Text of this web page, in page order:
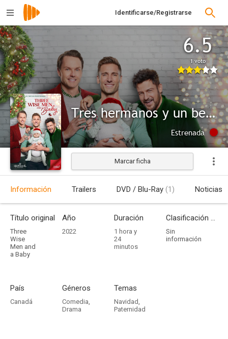
Identificarse/Registrarse
6.5
1 voto
Tres hermanos y un bebé
Estrenada
Marcar ficha
Información Trailers DVD / Blu-Ray (1) Noticias
Título original
Three
Wise
Men and
a Baby
Año
2022
Duración
1 hora y
24
minutos
Clasificación por edades
Sin
información
País
Canadá
Géneros
Comedia,
Drama
Temas
Navidad,
Paternidad